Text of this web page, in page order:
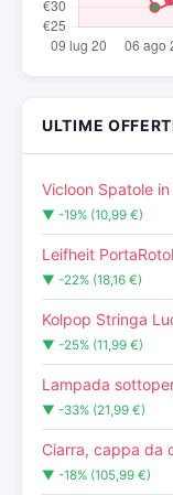
ULTIME
Vicloon Spatole
▼ -19% (10,99 €)
Leifheit
▼ -22% (18,16 €)
Kolpop Stringa
▼ -25% (11,99 €)
Lampada
▼ -33% (21,99 €)
Ciarra, cappa da
▼ -18% (105,99 €)